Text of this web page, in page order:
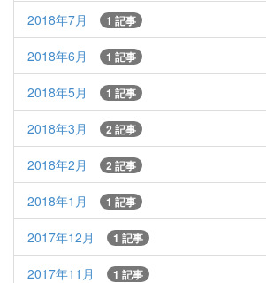
2018年7月 1 記事
2018年6月 1 記事
2018年5月 1 記事
2018年3月 2 記事
2018年2月 2 記事
2018年1月 1 記事
2017年12月 1 記事
2017年11月 1 記事